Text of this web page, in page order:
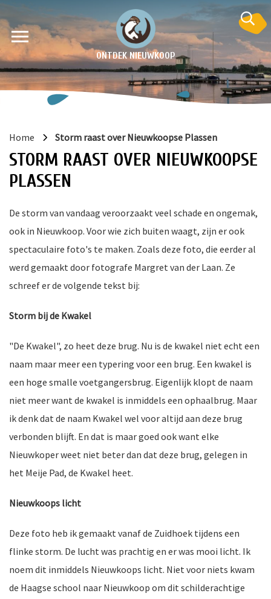
ONTDEK NIEUWKOOP
Home Storm raast over Nieuwkoopse Plassen
STORM RAAST OVER NIEUWKOOPSE
PLASSEN
De storm van vandaag veroorzaakt veel schade en ongemak,
ook in Nieuwkoop. Voor wie zich buiten waagt, zijn er ook
spectaculaire foto's te maken. Zoals deze foto, die eerder al
werd gemaakt door fotografe Margret van der Laan. Ze
schreef er de volgende tekst bij:
Storm bij de Kwakel
"De Kwakel", zo heet deze brug. Nu is de kwakel niet echt een
naam maar meer een typering voor een brug. Een kwakel is
een hoge smalle voetgangersbrug. Eigenlijk klopt de naam
niet meer want de kwakel is inmiddels een ophaalbrug. Maar
ik denk dat de naam Kwakel wel voor altijd aan deze brug
verbonden blijft. En dat is maar goed ook want elke
Nieuwkoper weet niet beter dan dat deze brug, gelegen in
het Meije Pad, de Kwakel heet.
Nieuwkoops licht
Deze foto heb ik gemaakt vanaf de Zuidhoek tijdens een
flinke storm. De lucht was prachtig en er was mooi licht. Ik
noem dit inmiddels Nieuwkoops licht. Niet voor niets kwam
de Haagse school naar Nieuwkoop om dit schilderachtige